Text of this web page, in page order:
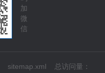
加
微
信
sitemap.xml 总访问量：